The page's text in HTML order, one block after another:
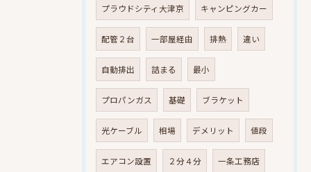
プラウドシティ大津京 キャンピングカー
配管２台 一部屋経由 排熱 違い
自動排出 詰まる 最小
プロパンガス 基礎 ブラケット
光ケーブル 相場 デメリット 値段
エアコン設置 ２分４分 一条工務店